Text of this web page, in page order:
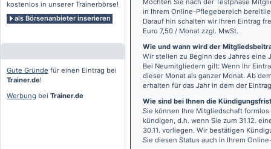
kostenlos in unserer Trainerbörse!
als Börsenanbieter inserieren
Gute Gründe für einen Eintrag bei
Trainer.de!
Werbung bei Trainer.de
Möchten Sie nach der Testphase
in Ihrem Online-Pflegebereich
Darauf hin schalten wir Ihren Eintrag
Euro 7,50 / Monat zzgl. MwSt.
Wie und wann wird der
Wir stellen zu Beginn des Jahres eine
Bei Neumitgliedern gilt: Wenn Ihr
dieser Monat als ganzer Monat. Ab
erhalten für das Jahr in dem der
Wie sind bei Ihnen die
Sie können Ihre Mitgliedschaft
kündigen, d.h. wenn Sie zum 31.12.
30.11. vorliegen. Wir bestätigen
Sie diesen Status auch in Ihrem